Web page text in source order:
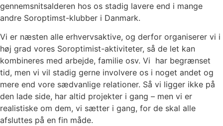
gennemsnitsalderen hos os stadig lavere end i mange
andre Soroptimst-klubber i Danmark.
Vi er næsten alle erhvervsaktive, og derfor organiserer vi i
høj grad vores Soroptimist-aktiviteter, så de let kan
kombineres med arbejde, familie osv. Vi har begrænset
tid, men vi vil stadig gerne involvere os i noget andet og
mere end vore sædvanlige relationer. Så vi ligger ikke på
den lade side, har altid projekter i gang – men vi er
realistiske om dem, vi sætter i gang, for de skal alle
afsluttes på en fin måde.